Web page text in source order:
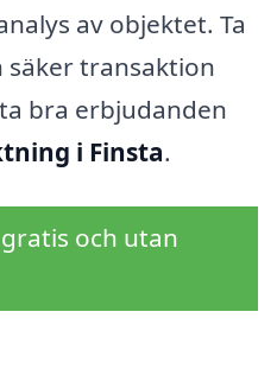
av objektet. Ta
transaktion
bra erbjudanden
i Finsta.
och utan